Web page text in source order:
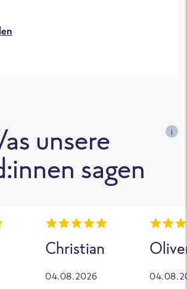
unsere
sagen
i
Christian
04.08.2026